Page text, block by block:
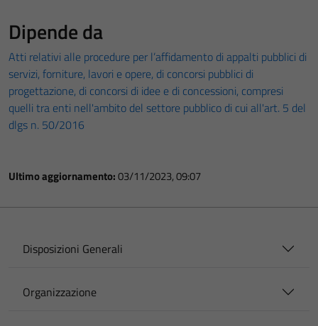
Dipende da
Atti relativi alle procedure per l’affidamento di appalti pubblici di
servizi, forniture, lavori e opere, di concorsi pubblici di
progettazione, di concorsi di idee e di concessioni, compresi
quelli tra enti nell'ambito del settore pubblico di cui all'art. 5 del
dlgs n. 50/2016
Ultimo aggiornamento:03/11/2023, 09:07
Disposizioni Generali
Organizzazione